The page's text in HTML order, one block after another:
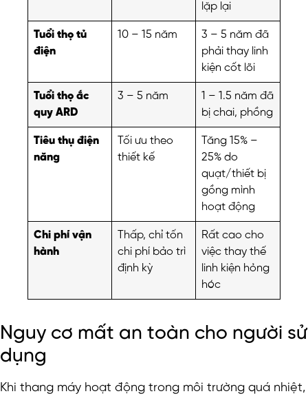
lặp lại
Tuổi thọ tủ
điện
10 – 15 năm
3 – 5 năm đã
phải thay linh
kiện cốt lõi
Tuổi thọ ắc
quy ARD
3 – 5 năm
1 – 1.5 năm đã
bị chai, phồng
Tiêu thụ điện
năng
Tối ưu theo
thiết kế
Tăng 15% –
25% do
quạt/thiết bị
gồng mình
hoạt động
Chi phí vận
hành
Thấp, chỉ tốn
chi phí bảo trì
định kỳ
Rất cao cho
việc thay thế
linh kiện hỏng
hóc
Nguy cơ mất an toàn cho người sử
dụng
Khi thang máy hoạt động trong môi trường quá nhiệt,